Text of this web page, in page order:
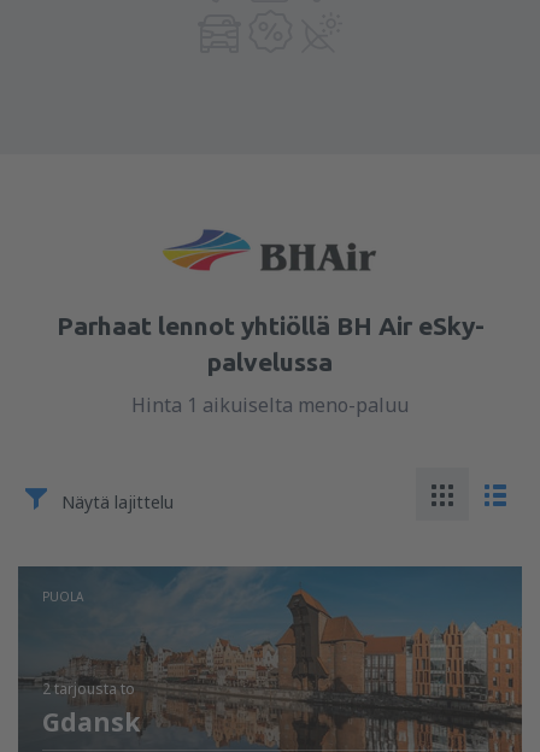
Parhaat lennot yhtiöllä BH Air eSky-
palvelussa
Hinta 1 aikuiselta meno-paluu
Näytä lajittelu
PUOLA
2 tarjousta to
Gdansk